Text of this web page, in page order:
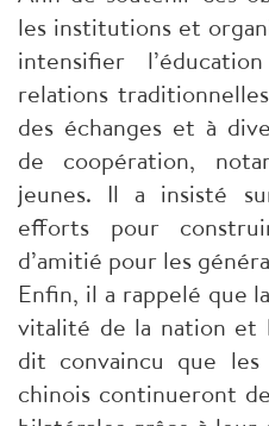
les institutions et
intensifier
relations
des échanges et à
de coopération,
jeunes. Il a insisté
efforts pour
d’amitié pour les
Enfin, il a rappelé que
vitalité de la nation et
dit convaincu que
chinois continueront